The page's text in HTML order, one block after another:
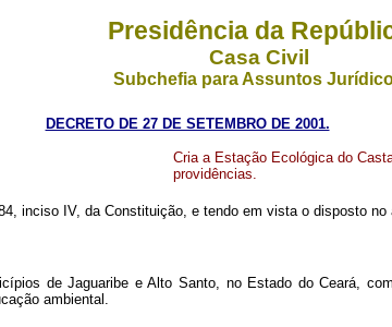
Presidência da
Casa Civil
Subchefia para Assuntos
DECRETO DE 27 DE SETEMBRO DE 2001.
Cria a Estação Ecológica do
providências.
inciso IV, da Constituição, e tendo em vista o disposto no
de Jaguaribe e Alto Santo, no Estado do Ceará,
ambiental.